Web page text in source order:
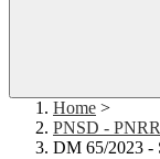
Home >
PNSD - PNRR
DM 65/2023 -